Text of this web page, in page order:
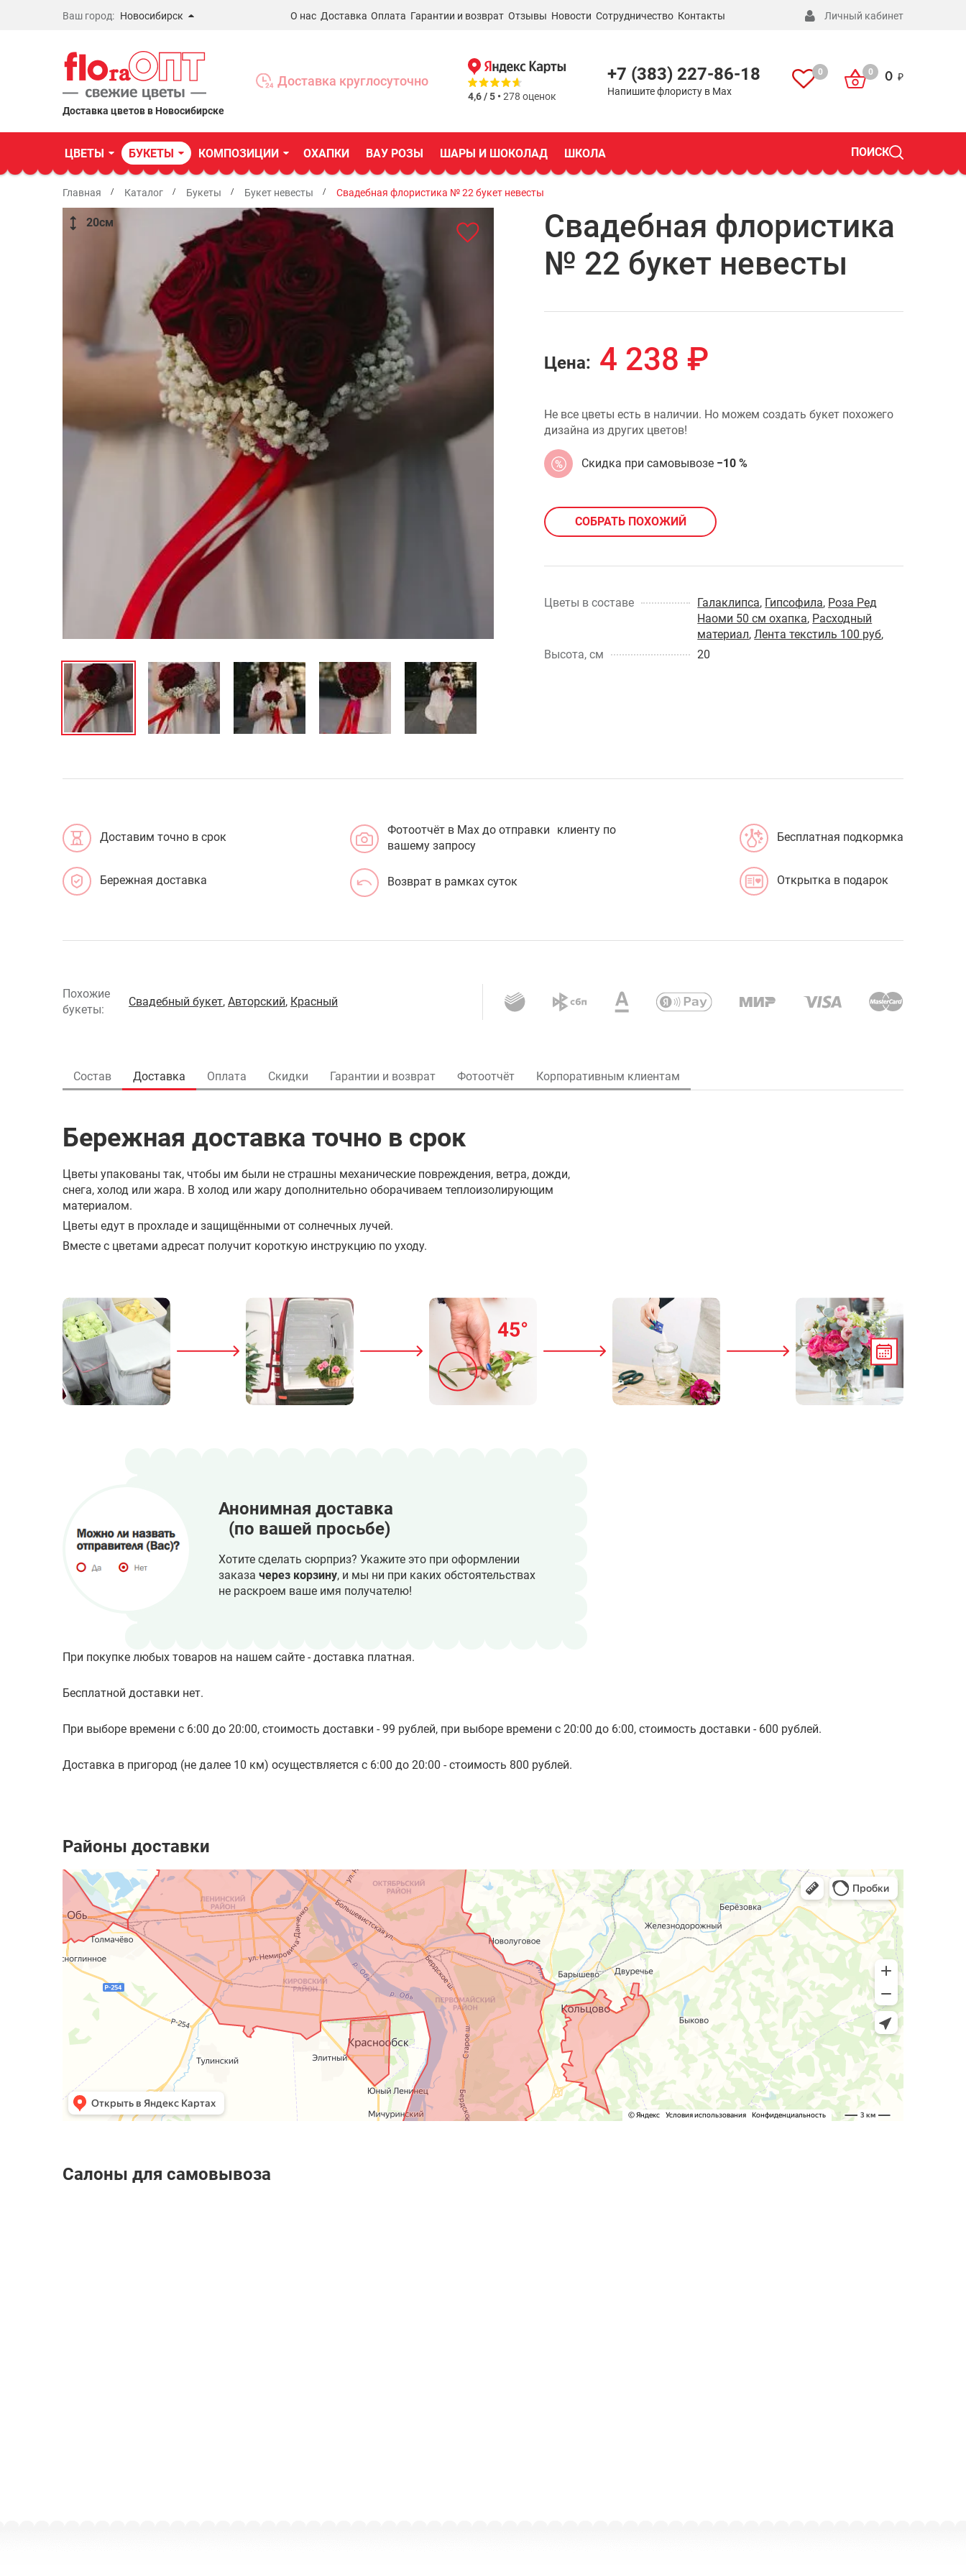
Ваш город: Новосибирск
Бердск
Омск
О нас Доставка Оплата Гарантии и возврат Отзывы Новости Сотрудничество Контакты Личный кабинет
Доставка цветов в Новосибирске
Доставка круглосуточно
4,6 / 5 •278 оценок
+7 (383) 227-86-18
Напишите флористу в Max
0 0 0
ЦВЕТЫ БУКЕТЫ КОМПОЗИЦИИ ОХАПКИ ВАУ РОЗЫ ШАРЫ И ШОКОЛАД ШКОЛА ПОИСК
Главная Каталог Букеты Букет невесты Свадебная флористика № 22 букет невесты
20см
Свадебная флористика
№ 22 букет невесты
Цена: 4 238 ₽
Не все цветы есть в наличии. Но можем создать букет похожего
дизайна из других цветов!
Скидка при самовывозе −10 %
СОБРАТЬ ПОХОЖИЙ
Цветы в составе Галаклипса, Гипсофила, Роза Ред
Наоми 50 см охапка, Расходный
материал,Лента текстиль 100 руб,
Высота, см
20
Доставим точно в срок
Бережная доставка
Фотоотчёт в Max до отправки клиенту по
вашему запросу
Возврат в рамках суток
Бесплатная подкормка
Открытка в подарок
Похожие
букеты:
Свадебный букет, Авторский, Красный
Состав Доставка Оплата Скидки Гарантии и возврат Фотоотчёт Корпоративным клиентам
Бережная доставка точно в срок
Цветы упакованы так, чтобы им были не страшны механические повреждения, ветра, дожди,
снега, холод или жара. В холод или жару дополнительно оборачиваем теплоизолирующим
материалом.
Цветы едут в прохладе и защищёнными от солнечных лучей.
Вместе с цветами адресат получит короткую инструкцию по уходу.
Анонимная доставка
(по вашей просьбе)
Хотите сделать сюрприз? Укажите это при оформлении
заказа через корзину, и мы ни при каких обстоятельствах
не раскроем ваше имя получателю!
При покупке любых товаров на нашем сайте - доставка платная.
Бесплатной доставки нет.
При выборе времени с 6:00 до 20:00, стоимость доставки - 99 рублей, при выборе времени с 20:00 до 6:00, стоимость доставки - 600 рублей.
Доставка в пригород (не далее 10 км) осуществляется с 6:00 до 20:00 - стоимость 800 рублей.
Районы доставки
Салоны для самовывоза